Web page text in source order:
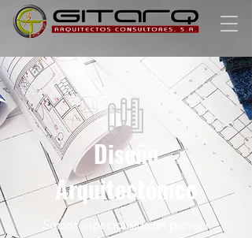
Diseño
Arquitectónico
Somos especialistas en proveer